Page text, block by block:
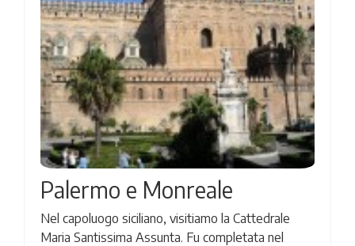
Palermo e Monreale
Nel capoluogo siciliano, visitiamo la Cattedrale
Maria Santissima Assunta. Fu completata nel